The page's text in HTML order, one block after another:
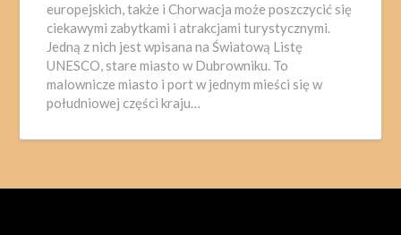
europejskich, także i Chorwacja może poszczycić się
ciekawymi zabytkami i atrakcjami turystycznymi.
Jedną z nich jest wpisana na Światową Listę
UNESCO, stare miasto w Dubrowniku. To
malownicze miasto i port w jednym mieści się w
południowej części kraju…